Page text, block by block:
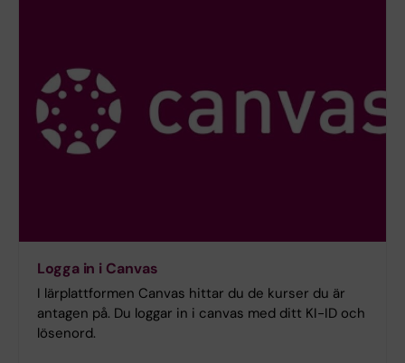
Logga in i Canvas
I lärplattformen Canvas hittar du de kurser du är
antagen på. Du loggar in i canvas med ditt KI-ID och
lösenord.